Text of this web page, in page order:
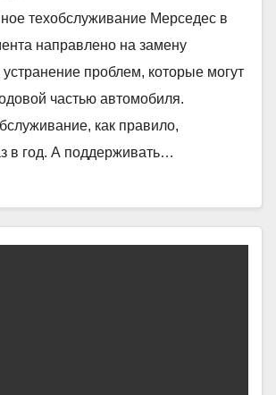
техобслуживание Мерседес в
направлено на замену
устранение проблем, которые могут
частью автомобиля.
как правило,
в год. А поддерживать…